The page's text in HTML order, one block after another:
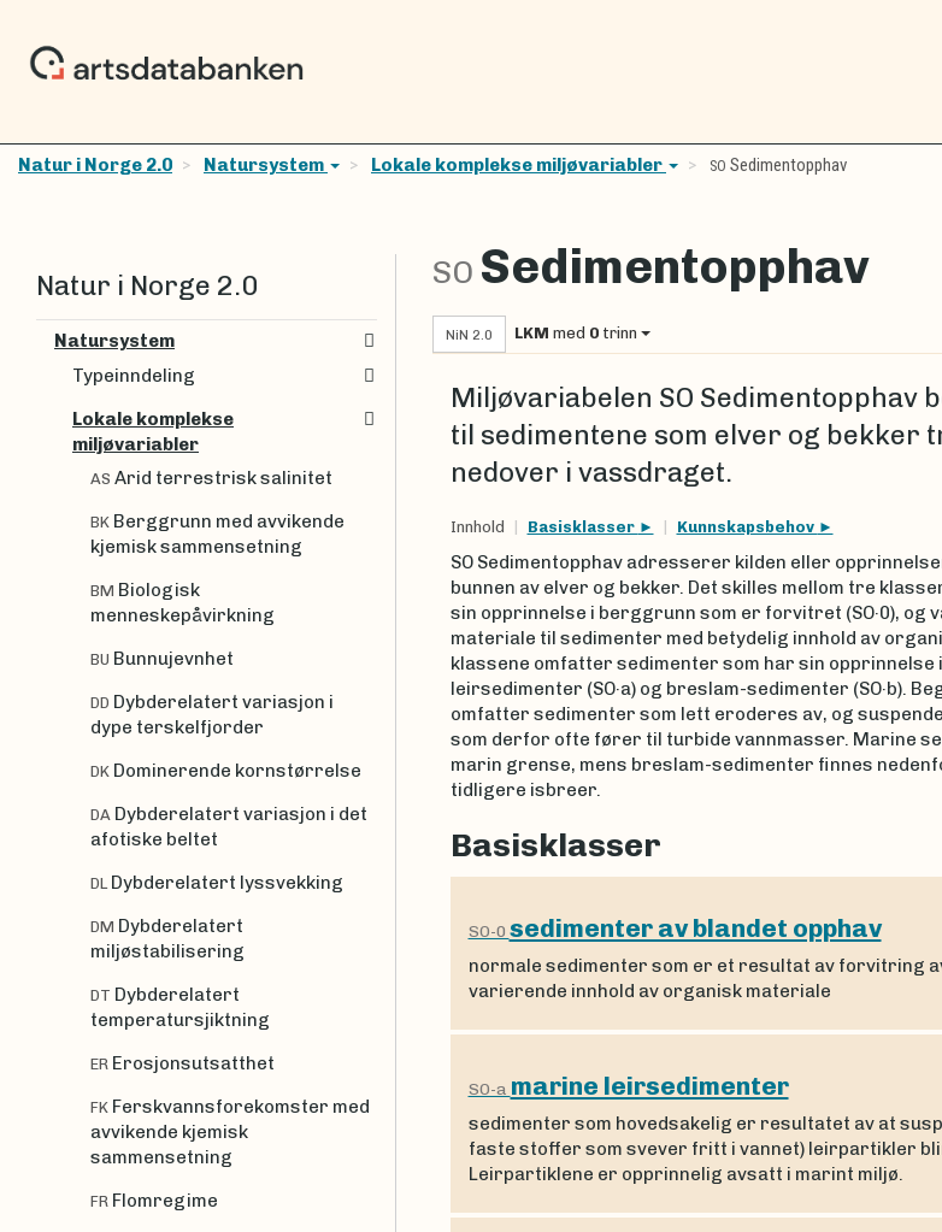
Natur i Norge 2.0 Natursystem Lokale komplekse miljøvariabler SO Sedimentopphav
SO Sedimentopphav
NiN 2.0 LKM med 0 trinn
Miljøvariabelen SO Sedimentopphav
til sedimentene som elver og
nedover i vassdraget.
Innhold Basisklasser Kunnskapsbehov
SO Sedimentopphav adresserer kilden eller
bunnen av elver og bekker. Det skilles mellom tre
sin opprinnelse i berggrunn som er forvitret (SO·0),
materiale til sedimenter med betydelig innhold av
klassene omfatter sedimenter som har sin opprinnelse
leirsedimenter (SO·a) og breslam-sedimenter (SO·b).
omfatter sedimenter som lett eroderes av, og
som derfor ofte fører til turbide vannmasser. Marine
marin grense, mens breslam-sedimenter finnes
tidligere isbreer.
Basisklasser
SO-0 sedimenter av blandet opphav
normale sedimenter som er et resultat av forvitring
varierende innhold av organisk materiale
SO-a marine leirsedimenter
sedimenter som hovedsakelig er resultatet av at
faste stoffer som svever fritt i vannet) leirpartikler
Leirpartiklene er opprinnelig avsatt i marint miljø.
Natur i Norge 2.0
Natursystem
Typeinndeling
Lokale komplekse
miljøvariabler
AS Arid terrestrisk salinitet
BK Berggrunn med avvikende
kjemisk sammensetning
BM Biologisk
menneskepåvirkning
BU Bunnujevnhet
DD Dybderelatert variasjon i
dype terskelfjorder
DK Dominerende kornstørrelse
DA Dybderelatert variasjon i det
afotiske beltet
DL Dybderelatert lyssvekking
DM Dybderelatert
miljøstabilisering
DT Dybderelatert
temperatursjiktning
ER Erosjonsutsatthet
FK Ferskvannsforekomster med
avvikende kjemisk
sammensetning
FR Flomregime